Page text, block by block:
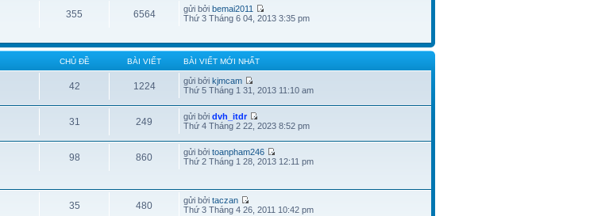
355 6564 gửi bởibemai2011
Thứ 3 Tháng 6 04, 2013 3:35 pm
CHỦ ĐỀ BÀI VIẾT BÀI VIẾT MỚI NHẤT
42 1224 gửi bởikjmcam
Thứ 5 Tháng 1 31, 2013 11:10 am
31 249 gửi bởidvh_itdr
Thứ 4 Tháng 2 22, 2023 8:52 pm
98 860 gửi bởitoanpham246
Thứ 2 Tháng 1 28, 2013 12:11 pm
35 480 gửi bởitaczan
Thứ 3 Tháng 4 26, 2011 10:42 pm